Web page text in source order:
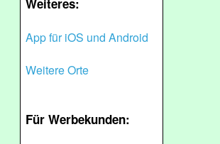
Weiteres:
App für iOS und Android
Weitere Orte
Für Werbekunden: